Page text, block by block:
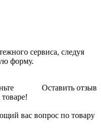
сервиса, следуя
форму.
Оставить отзыв
вас вопрос по товару